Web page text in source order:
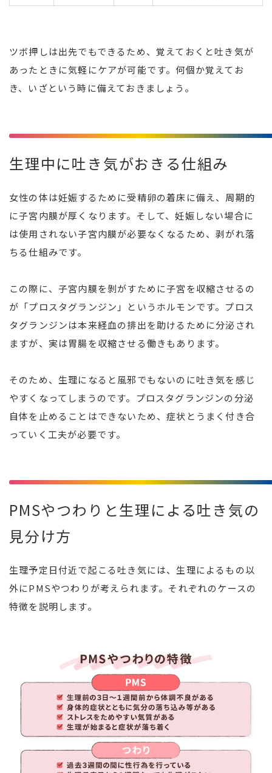
ツボ押しは出先でもできるため、覚えておくと吐き気が
あったときに気軽にケアが可能です。何個か覚えてお
き、いざという時に備えておきましょう。
生理中に吐き気がおきる仕組み
女性の体は妊娠するために受精卵の着床に備え、周期的
に子宮内膜が厚くなります。そして、妊娠しない場合に
は使用されない子宮内膜が必要なくなるため、剥がれ落
ちる仕組みです。
この際に、子宮内膜を剝がすために子宮を収縮させるの
が「プロスタグランジン」というホルモンです。プロス
タグランジンは本来経血の排出を助けるために分泌され
ますが、実は胃腸を収縮させる働きもあります。
そのため、生理になると風邪でもないのに吐き気を感じ
やすくなってしまうのです。プロスタグランジンの分泌
自体を止めることはできないため、症状とうまく付き合
っていく工夫が必要です。
PMSやつわりと生理による吐き気の
見分け方
生理予定日付近で起こる吐き気には、生理によるもの以
外にPMSやつわりが考えられます。それぞれのケースの
特徴を説明します。